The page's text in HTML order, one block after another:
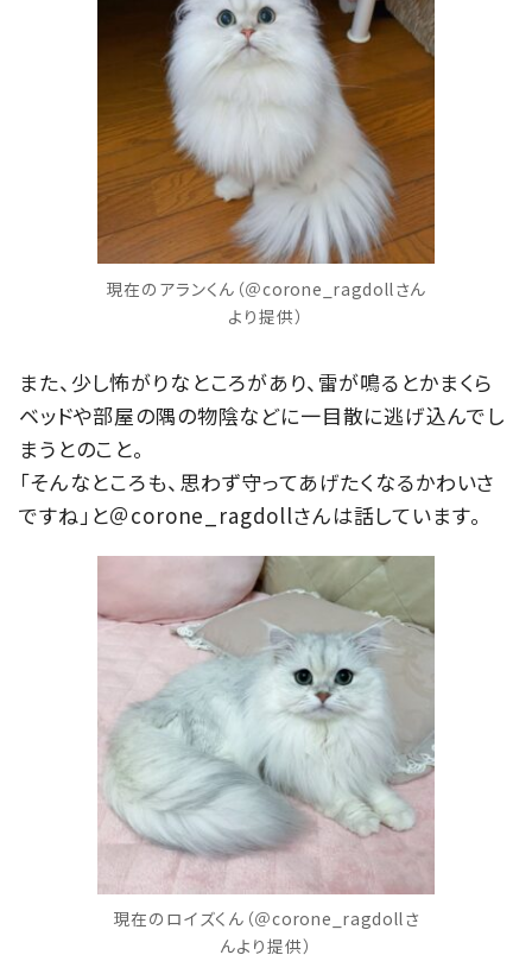
現在のアランくん（＠corone_ragdollさん
より提供）
また、少し怖がりなところがあり、雷が鳴るとかまくら
ベッドや部屋の隅の物陰などに一目散に逃げ込んでし
まうとのこと。
「そんなところも、思わず守ってあげたくなるかわいさ
ですね」と＠corone_ragdollさんは話しています。
現在のロイズくん（＠corone_ragdollさ
んより提供）